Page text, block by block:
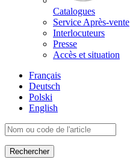
Catalogues
Service Après-vente
Interlocuteurs
Presse
Accès et situation
Français
Deutsch
Polski
English